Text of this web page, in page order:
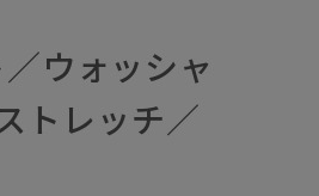
ウォッシャ
トレッチ／